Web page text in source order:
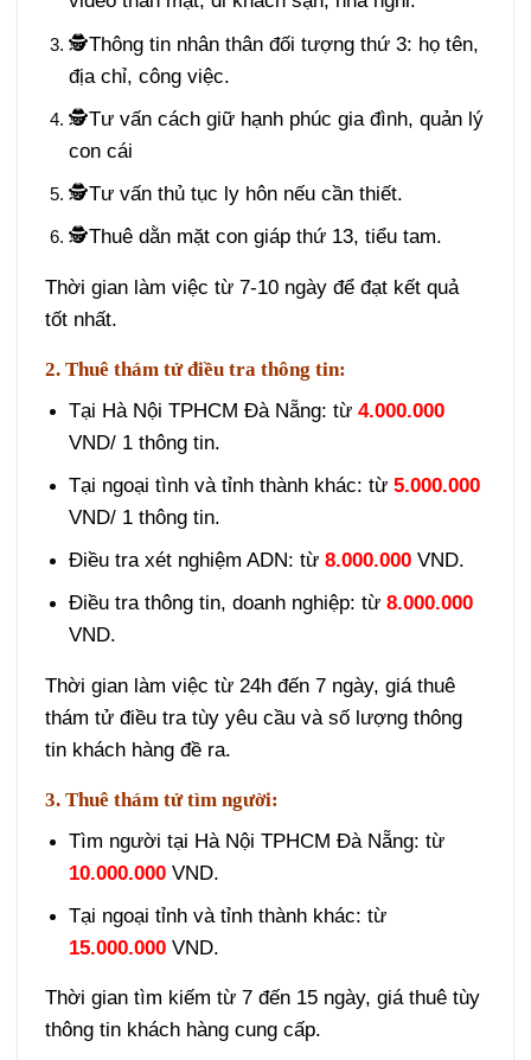
🕵️Thông tin nhân thân đối tượng thứ 3: họ tên,
địa chỉ, công việc.
🕵️Tư vấn cách giữ hạnh phúc gia đình, quản lý
con cái
🕵️Tư vấn thủ tục ly hôn nếu cần thiết.
🕵️Thuê dằn mặt con giáp thứ 13, tiểu tam.
Thời gian làm việc từ 7-10 ngày để đạt kết quả
tốt nhất.
2. Thuê thám tử điều tra thông tin:
Tại Hà Nội TPHCM Đà Nẵng: từ 4.000.000
VND/ 1 thông tin.
Tại ngoại tình và tỉnh thành khác: từ 5.000.000
VND/ 1 thông tin.
Điều tra xét nghiệm ADN: từ 8.000.000VND.
Điều tra thông tin, doanh nghiệp: từ 8.000.000
VND.
Thời gian làm việc từ 24h đến 7 ngày, giá thuê
thám tử điều tra tùy yêu cầu và số lượng thông
tin khách hàng đề ra.
3. Thuê thám tử tìm người:
Tìm người tại Hà Nội TPHCM Đà Nẵng: từ
10.000.000VND.
Tại ngoại tỉnh và tỉnh thành khác: từ
15.000.000VND.
Thời gian tìm kiếm từ 7 đến 15 ngày, giá thuê tùy
thông tin khách hàng cung cấp.